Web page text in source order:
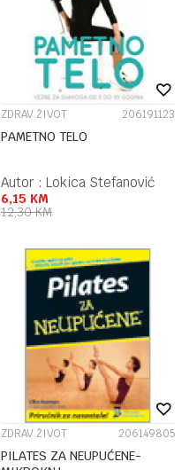
ZDRAV ŽIVOT 206191123
PAMETNO TELO
Autor : Lokica Stefanović
6,15 KM
12,30KM
ZDRAV ŽIVOT 206149805
PILATES ZA NEUPUĆENE-